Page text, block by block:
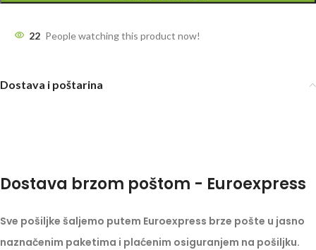
22 People watching this product now!
Dostava i poštarina
Dostava brzom poštom - Euroexpress
Sve pošiljke šaljemo putem Euroexpress brze pošte u jasno
naznačenim paketima i plaćenim osiguranjem na pošiljku.